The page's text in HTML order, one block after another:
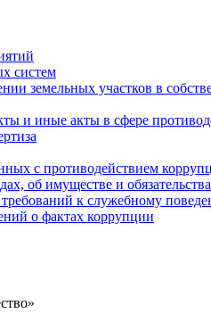
систем
земельных участков в
и иные акты в сфере
с противодействием
об имуществе и
к служебному
о фактах коррупции